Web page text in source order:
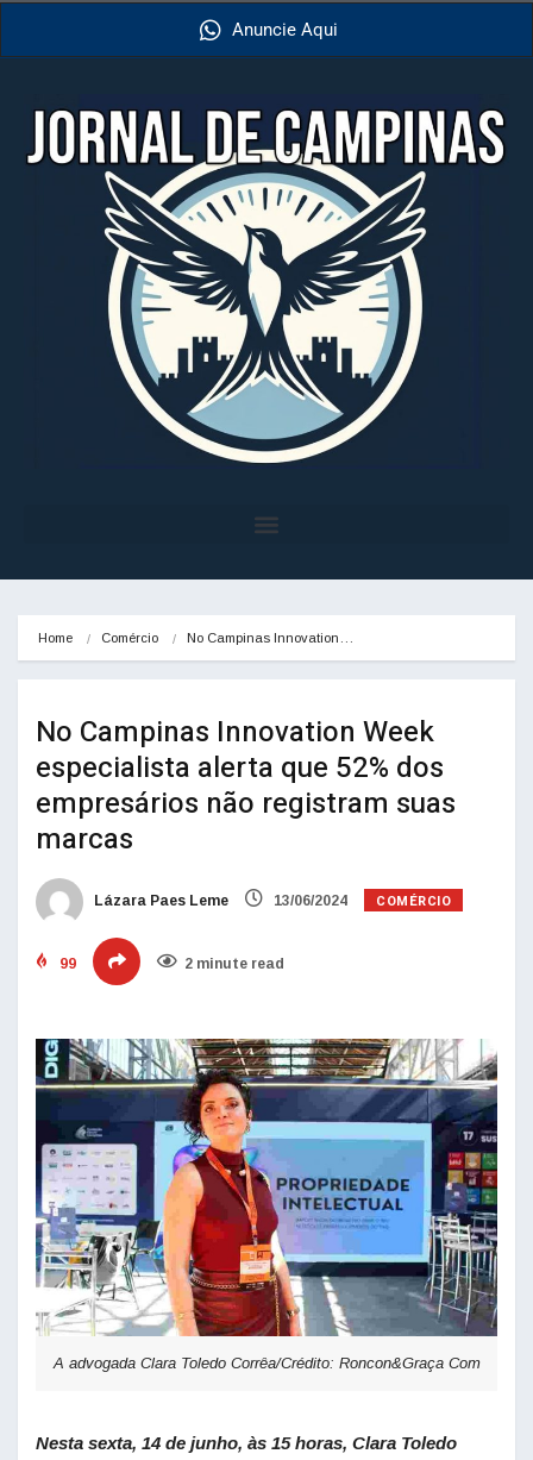
Anuncie Aqui
Home Comércio No Campinas Innovation…
No Campinas Innovation Week
especialista alerta que 52% dos
empresários não registram suas
marcas
Lázara Paes Leme 13/06/2024 COMÉRCIO
99 2 minute read
A advogada Clara Toledo Corrêa/Crédito: Roncon&Graça Com
Nesta sexta, 14 de junho, às 15 horas, Clara Toledo